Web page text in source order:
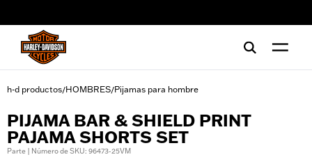
h-d productos/HOMBRES/Pijamas para hombre
PIJAMA BAR & SHIELD PRINT
PAJAMA SHORTS SET
Parte | Número de SKU: 96473-25VM